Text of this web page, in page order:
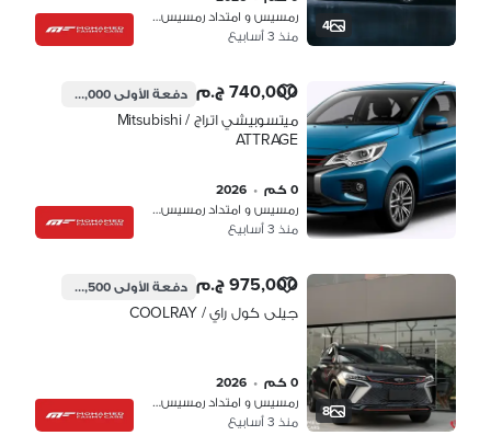
4
رمسيس و امتداد رمسيس، القاهرة
منذ 3 أسابيع
740,000 ج.م دفعة الأولى222,000 ج.م
ميتسوبيشي اتراج / Mitsubishi
ATTRAGE
0 كم •
2026
رمسيس و امتداد رمسيس، القاهرة
منذ 3 أسابيع
8
975,000 ج.م دفعة الأولى292,500 ج.م
جيلى كول راي / COOLRAY
0 كم •
2026
رمسيس و امتداد رمسيس، القاهرة
منذ 3 أسابيع